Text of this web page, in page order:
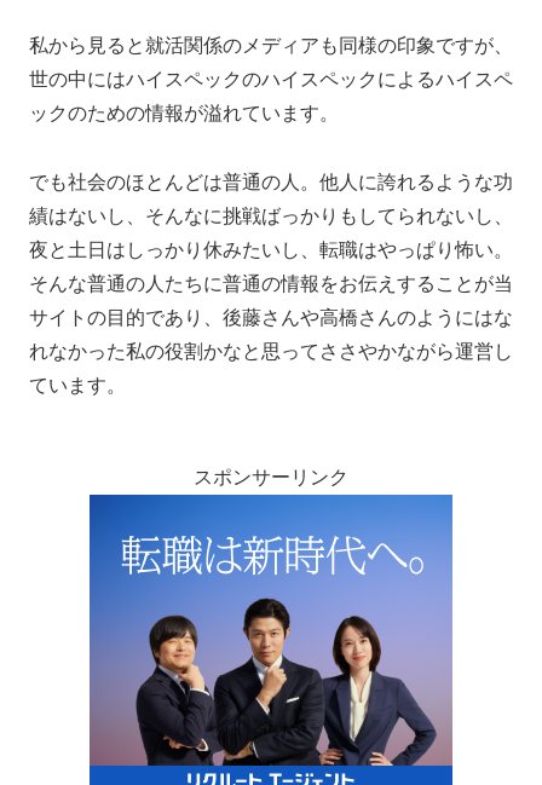
私から見ると就活関係のメディアも同様の印象ですが、
世の中にはハイスペックのハイスペックによるハイスペ
ックのための情報が溢れています。
でも社会のほとんどは普通の人。他人に誇れるような功
績はないし、そんなに挑戦ばっかりもしてられないし、
夜と土日はしっかり休みたいし、転職はやっぱり怖い。
そんな普通の人たちに普通の情報をお伝えすることが当
サイトの目的であり、後藤さんや高橋さんのようにはな
れなかった私の役割かなと思ってささやかながら運営し
ています。
スポンサーリンク